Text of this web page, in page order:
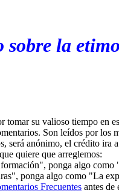
sobre la
tomar su valioso tiempo en
Son leídos por los
será anónimo, el crédito
quiere que arreglemos:
ponga algo
ponga algo como "La
Frecuentes antes de